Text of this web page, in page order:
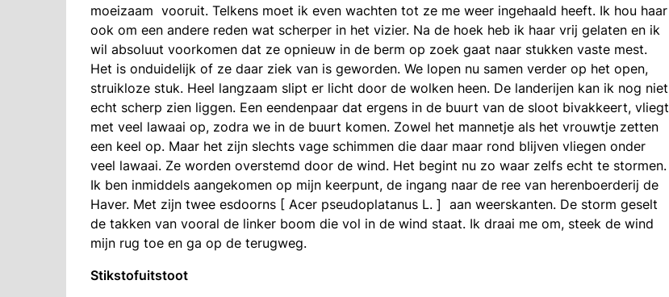
moeizaam vooruit. Telkens moet ik even wachten tot ze me weer ingehaald heeft. Ik hou haar
ook om een andere reden wat scherper in het vizier. Na de hoek heb ik haar vrij gelaten en ik
wil absoluut voorkomen dat ze opnieuw in de berm op zoek gaat naar stukken vaste mest.
Het is onduidelijk of ze daar ziek van is geworden. We lopen nu samen verder op het open,
struikloze stuk. Heel langzaam slipt er licht door de wolken heen. De landerijen kan ik nog niet
echt scherp zien liggen. Een eendenpaar dat ergens in de buurt van de sloot bivakkeert, vliegt
met veel lawaai op, zodra we in de buurt komen. Zowel het mannetje als het vrouwtje zetten
een keel op. Maar het zijn slechts vage schimmen die daar maar rond blijven vliegen onder
veel lawaai. Ze worden overstemd door de wind. Het begint nu zo waar zelfs echt te stormen.
Ik ben inmiddels aangekomen op mijn keerpunt, de ingang naar de ree van herenboerderij de
Haver. Met zijn twee esdoorns [ Acer pseudoplatanus L. ] aan weerskanten. De storm geselt
de takken van vooral de linker boom die vol in de wind staat. Ik draai me om, steek de wind
mijn rug toe en ga op de terugweg.
Stikstofuitstoot